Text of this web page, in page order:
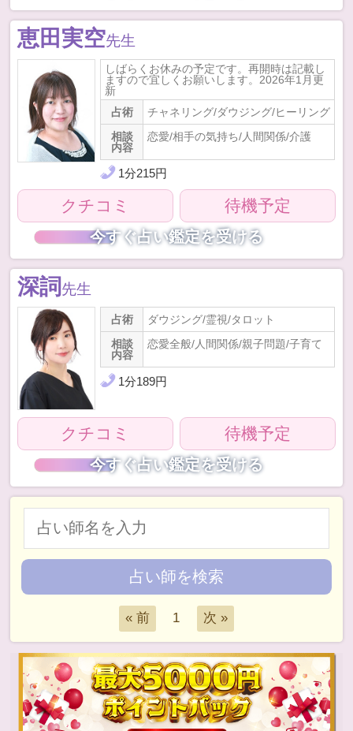
恵田実空先生
しばらくお休みの予定です。再開時は記載し
ますので宜しくお願いします。2026年1月更
新
占術
チャネリング/ダウジング/ヒーリング
相談
内容
恋愛/相手の気持ち/人間関係/介護
1分215円
クチコミ 待機予定
今すぐ占い鑑定を受ける
深詞先生
占術
ダウジング/霊視/タロット
相談
内容
恋愛全般/人間関係/親子問題/子育て
1分189円
クチコミ 待機予定
今すぐ占い鑑定を受ける
« 前 1 次 »